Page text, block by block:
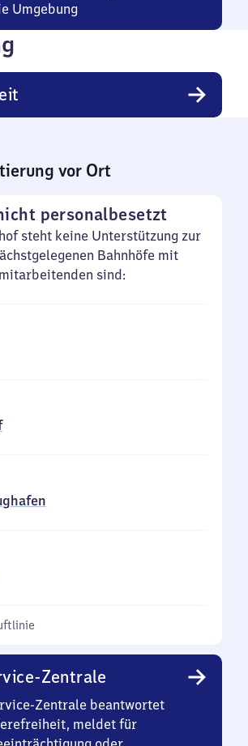
Umgebung
vor Ort
personalbesetzt
steht keine Unterstützung zur
Bahnhöfe mit
sind:
Zentrale
Zentrale beantwortet
meldet für